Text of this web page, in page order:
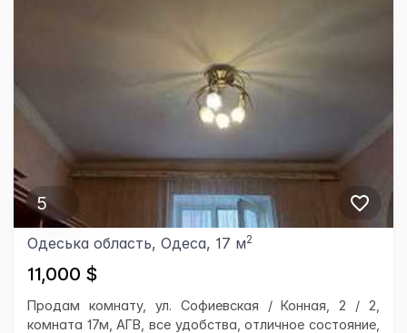
5
Одеська область, Одеса, 17 м2
11,000 $
Продам комнату, ул. Софиевская / Конная, 2 / 2,
комната 17м, АГВ, все удобства, отличное состояние,